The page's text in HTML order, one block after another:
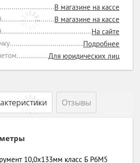
В магазине на кассе
В магазине на кассе
На сайте
Подробнее
Для юридических лиц
Отзывы
10,0х133мм класс Б P6M5